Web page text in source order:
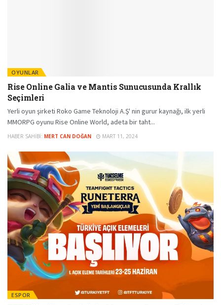
OYUNLAR
Rise Online Galia ve Mantis Sunucusunda Krallık
Seçimleri
Yerli oyun şirketi Roko Game Teknoloji A.Ş' nin gurur kaynağı, ilk yerli
MMORPG oyunu Rise Online World, adeta bir taht...
HABER SAHIBI: MERT CAN DOĞAN MART 11, 2024
ESPOR